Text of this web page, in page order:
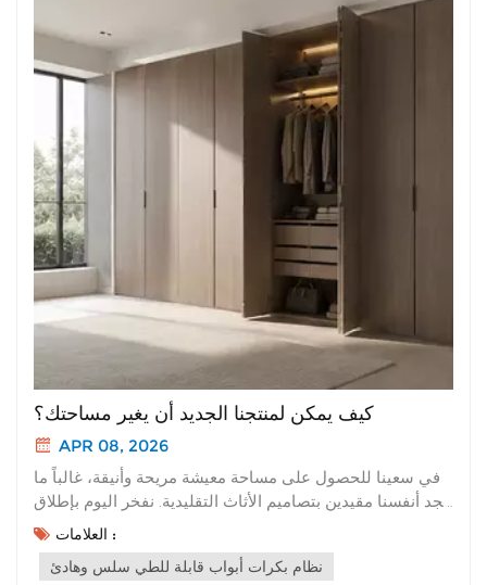
كيف يمكن لمنتجنا الجديد أن يغير مساحتك؟
APR 08, 2026
في سعينا للحصول على مساحة معيشة مريحة وأنيقة، غالباً ما
نجد أنفسنا مقيدين بتصاميم الأثاث التقليدية. نفخر اليوم بإطلاق
منتجنا الجديد. إنه ليس مجرد تحديث، بل هو تغيير جذري
لتجربتك المكانية. أولاً، دعونا نتحدث عن مزاياها الأساسية التي
تجعلها متميزة عن جميع الخيارات التقليدية: Oيتميز منتجنا
العلامات :
نظام بكرات أبواب قابلة للطي سلس وهادئ